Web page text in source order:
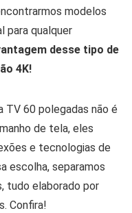
modelos
para qualquer
desse tipo de
4K!
TV 60 polegadas não é
de tela, eles
e tecnologias de
escolha, separamos
tudo elaborado por
Confira!